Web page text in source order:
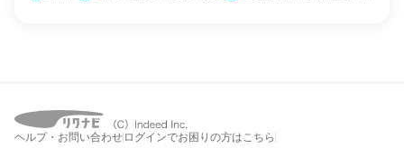
ヘルプ・お問い合わせ ログインでお困りの方はこちら